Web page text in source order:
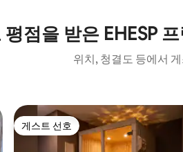
평점을 받은 EHESP
위치, 청결도 등에서
게스트 선호
게스트 선호